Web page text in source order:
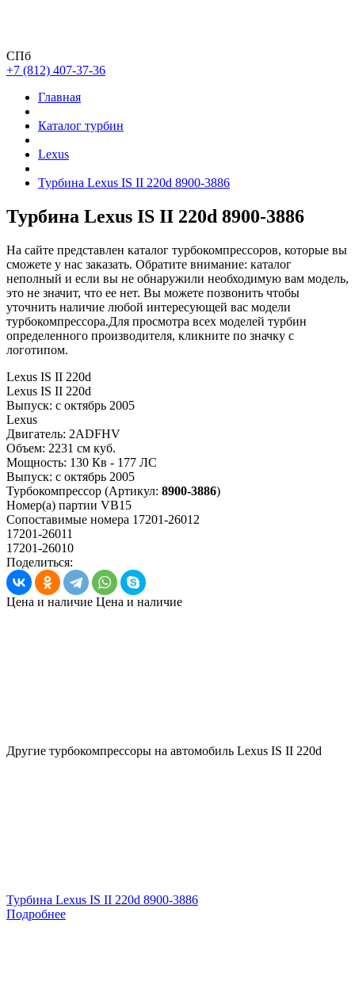
СПб
+7 (812) 407-37-36
Главная
Каталог турбин
Lexus
Турбина Lexus IS II 220d 8900-3886
Турбина Lexus IS II 220d 8900-3886
На сайте представлен каталог турбокомпрессоров, которые вы
сможете у нас заказать. Обратите внимание: каталог
неполный и если вы не обнаружили необходимую вам модель,
это не значит, что ее нет. Вы можете позвонить чтобы
уточнить наличие любой интересующей вас модели
турбокомпрессора.Для просмотра всех моделей турбин
определенного производителя, кликните по значку с
логотипом.
Lexus IS II 220d
Lexus IS II 220d
Выпуск: с октябрь 2005
Lexus
Двигатель: 2ADFHV
Объем: 2231 см куб.
Мощность: 130 Кв - 177 ЛС
Выпуск: с октябрь 2005
Турбокомпрессор (Артикул: 8900-3886)
Номер(а) партии VB15
Сопоставимые номера 17201-26012
17201-26011
17201-26010
Поделиться:
Цена и наличие Цена и наличие
Другие турбокомпрессоры на автомобиль Lexus IS II 220d
Турбина Lexus IS II 220d 8900-3886
Подробнее